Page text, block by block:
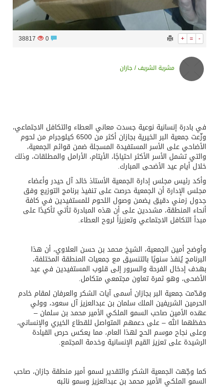
+ = -
38817
مشرية الشريف / جازان
في بادرة إنسانية نوعية جسدت معاني العطاء والتكافل الاجتماعي،
وزّعت جمعية البر الخيرية بجازان أكثر من 6500 كيلوجرام من لحوم
الأضاحي على الأسر المستفيدة المسجلة ضمن قوائم الجمعية،
والتي تشمل الأسر الأكثر احتياجًا، الأيتام، الأرامل والمطلقات، وذلك
خلال أيام عيد الأضحى المبارك.
وأكد رئيس مجلس إدارة الجمعية الأستاذ خالد آل حيدر وأعضاء
مجلس الإدارة أن الجمعية حرصت على تنفيذ برنامج التوزيع وفق
جدول زمني دقيق يضمن وصول اللحوم للمستفيدين في كافة
أنحاء المنطقة، مشددين على أن هذه المبادرة تأتي تأكيدًا على
مبدأ التكافل الاجتماعي وتعزيزاً لروح العطاء.
وأوضح أمين الجمعية، الشيخ محمد بن حسن العلاوي، أن هذا
البرنامج يُنفذ سنويًا بالتنسيق مع جمعيات المنطقة المختلفة،
بهدف إدخال الفرحة والسرور إلى قلوب المستفيدين في عيد
الأضحى، وهو ثمرة تعاون مجتمعي متكامل.
وقدّمت جمعية البر بجازان أسمى آيات الشكر والعرفان لمقام خادم
الحرمين الشريفين الملك سلمان بن عبدالعزيز آل سعود، وولي
عهده الأمين صاحب السمو الملكي الأمير محمد بن سلمان –
حفظهما الله – على دعمهم المتواصل للقطاع الخيري والإنساني،
وعلى نجاح موسم الحج لهذا العام، مما يعكس حرص القيادة
الرشيدة على تعزيز القيم الإنسانية وخدمة المجتمع.
كما وجّهت الجمعية الشكر والتقدير لسمو أمير منطقة جازان، صاحب
السمو الملكي الأمير محمد بن عبدالعزيز وسمو نائبه